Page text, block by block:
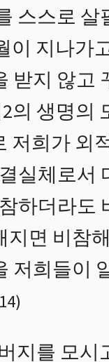
스스로
이 지나가
받지 않고
의 생명의
저희가 외
실체로서
하더라도
지면 비참
저희들이
)
지를 모